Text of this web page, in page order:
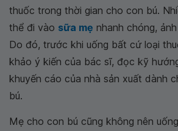
thuốc trong thời gian cho con bú.
thể đi vào sữa mẹ nhanh chóng,
Do đó, trước khi uống bất cứ loại
khảo ý kiến của bác sĩ, đọc kỹ
khuyến cáo của nhà sản xuất dành
bú.
Mẹ cho con bú cũng không nên